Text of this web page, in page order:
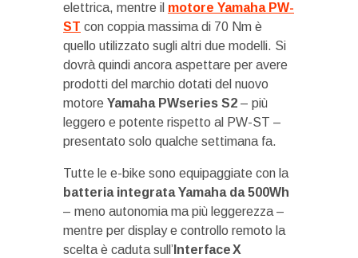
elettrica, mentre il motore Yamaha PW-
ST con coppia massima di 70 Nm è
quello utilizzato sugli altri due modelli. Si
dovrà quindi ancora aspettare per avere
prodotti del marchio dotati del nuovo
motore Yamaha PWseries S2 – più
leggero e potente rispetto al PW-ST –
presentato solo qualche settimana fa.
Tutte le e-bike sono equipaggiate con la
batteria integrata Yamaha da 500Wh
– meno autonomia ma più leggerezza –
mentre per display e controllo remoto la
scelta è caduta sull’ Interface X